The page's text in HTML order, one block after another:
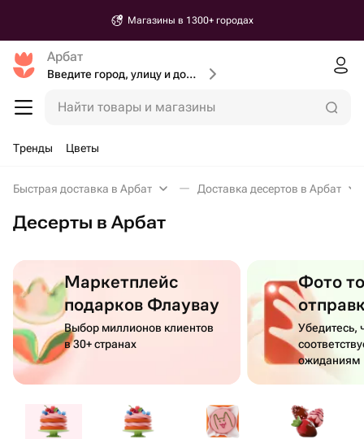
Магазины в 1300+ городах
Арбат
Введите город, улицу и дом доставки
Найти товары и магазины
Тренды Цветы
Быстрая доставка в Арбат Доставка десертов в Арбат
Десерты в Арбат
Маркетплейс
подарков Флаувау
Выбор миллионов клиентов
в 30+ странах
Фото
Убедитесь,
ожиданиям